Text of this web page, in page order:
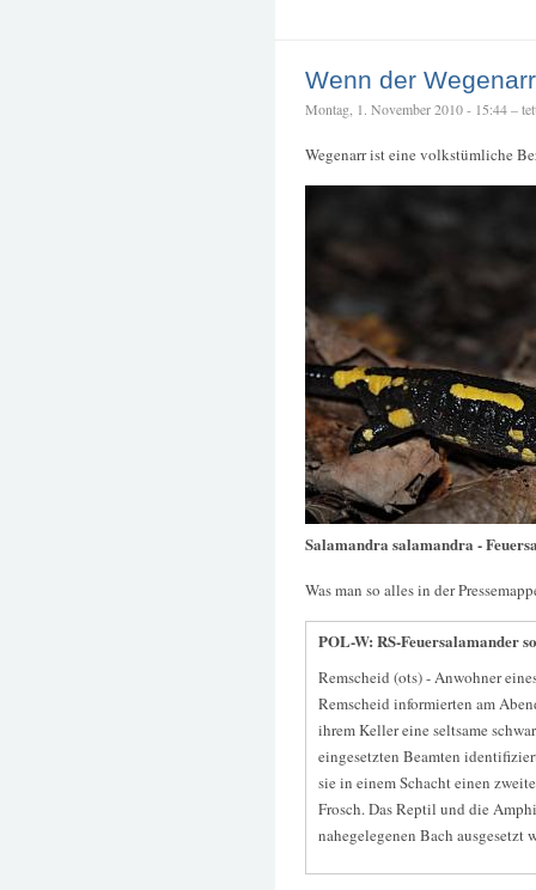
Wenn der
Montag, 1. November 2010 - 15:44 –
Wegenarr ist eine volkstümliche
Salamandra salamandra -
Was man so alles in der
POL-W: RS-Feuersalamander
Remscheid (ots) - Anwohner
Remscheid informierten am
ihrem Keller eine seltsame
eingesetzten Beamten
sie in einem Schacht einen
Frosch. Das Reptil und die
nahegelegenen Bach ausgesetzt